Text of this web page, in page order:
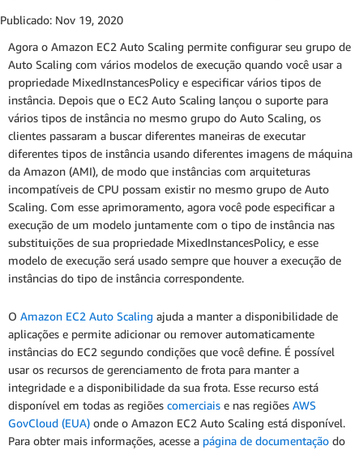
Publicado: Nov 19, 2020
Agora o Amazon EC2 Auto Scaling permite configurar seu grupo de
Auto Scaling com vários modelos de execução quando você usar a
propriedade MixedInstancesPolicy e especificar vários tipos de
instância. Depois que o EC2 Auto Scaling lançou o suporte para
vários tipos de instância no mesmo grupo do Auto Scaling, os
clientes passaram a buscar diferentes maneiras de executar
diferentes tipos de instância usando diferentes imagens de máquina
da Amazon (AMI), de modo que instâncias com arquiteturas
incompatíveis de CPU possam existir no mesmo grupo de Auto
Scaling. Com esse aprimoramento, agora você pode especificar a
execução de um modelo juntamente com o tipo de instância nas
substituições de sua propriedade MixedInstancesPolicy, e esse
modelo de execução será usado sempre que houver a execução de
instâncias do tipo de instância correspondente.
O Amazon EC2 Auto Scaling ajuda a manter a disponibilidade de
aplicações e permite adicionar ou remover automaticamente
instâncias do EC2 segundo condições que você define. É possível
usar os recursos de gerenciamento de frota para manter a
integridade e a disponibilidade da sua frota. Esse recurso está
disponível em todas as regiões comerciais e nas regiões AWS
GovCloud (EUA) onde o Amazon EC2 Auto Scaling está disponível.
Para obter mais informações, acesse a página de documentação do